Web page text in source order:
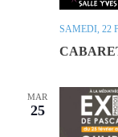
SAMEDI, 22
MAR
25